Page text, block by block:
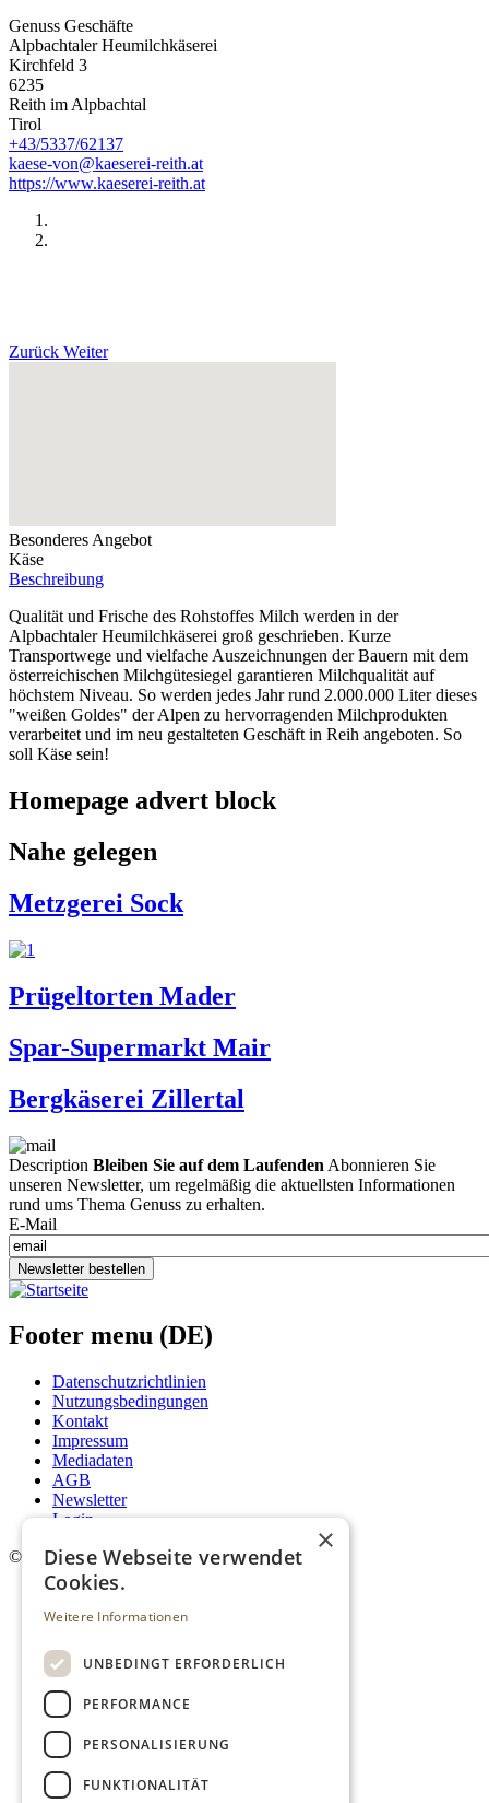
Genuss Geschäfte
Alpbachtaler Heumilchkäserei
Kirchfeld 3
6235
Reith im Alpbachtal
Tirol
+43/5337/62137
kaese-von@kaeserei-reith.at
https://www.kaeserei-reith.at
Zurück Weiter
Besonderes Angebot
Käse
Beschreibung
Qualität und Frische des Rohstoffes Milch werden in der
Alpbachtaler Heumilchkäserei groß geschrieben. Kurze
Transportwege und vielfache Auszeichnungen der Bauern mit dem
österreichischen Milchgütesiegel garantieren Milchqualität auf
höchstem Niveau. So werden jedes Jahr rund 2.000.000 Liter dieses
"weißen Goldes" der Alpen zu hervorragenden Milchprodukten
verarbeitet und im neu gestalteten Geschäft in Reih angeboten. So
soll Käse sein!
Homepage advert block
Nahe gelegen
Metzgerei Sock
Prügeltorten Mader
Spar-Supermarkt Mair
Bergkäserei Zillertal
Description Bleiben Sie auf dem Laufenden Abonnieren Sie
unseren Newsletter, um regelmäßig die aktuellsten Informationen
rund ums Thema Genuss zu erhalten.
E-Mail
Newsletter bestellen
Footer menu (DE)
Datenschutzrichtlinien
Nutzungsbedingungen
Kontakt
Impressum
Mediadaten
AGB
Newsletter
Login
© 2026. Alle Rechte vorbehalten. ×
Diese Webseite verwendet
Cookies.
Weitere Informationen
UNBEDINGT ERFORDERLICH
PERFORMANCE
PERSONALISIERUNG
FUNKTIONALITÄT